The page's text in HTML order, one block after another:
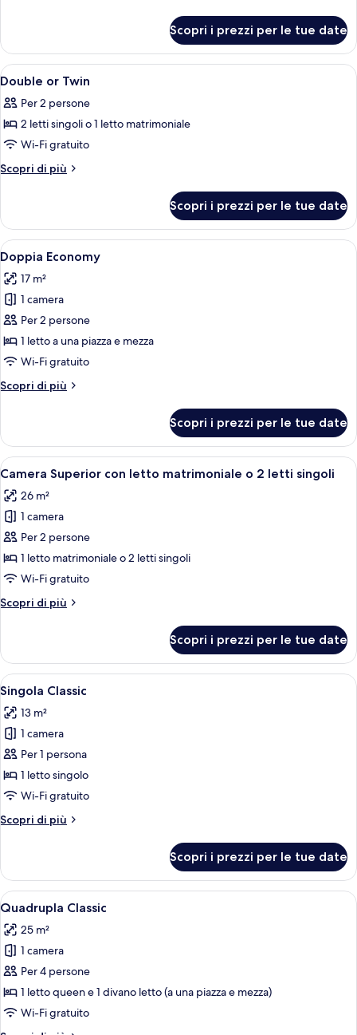
Twin
Room
Double
or
Twin
Scopri i prezzi per le tue date
Apri
tutte
le
foto
per
Double
Una camera d'albergo con un letto,
18
Double or Twin
Per 2 persone
2 letti singoli o 1 letto matrimoniale
Wi-Fi gratuito
Scopri di più
Altri
or
Twin
Scopri i prezzi per le tue date
Apri
tutte
le
foto
per
Doppia
Economy
Una camera d'albergo con un letto,
3
Doppia Economy
17 m²
1 camera
Per 2 persone
1 letto a una piazza e mezza
Wi-Fi gratuito
Scopri di più
Altri
Economy
Scopri i prezzi per le tue date
Apri
tutte
le
foto
per
Camera
Superior
letto
2
letti
singoli
Una camera d'albergo con un letto,
3
Camera Superior con letto matrimoniale o 2 letti singoli
26 m²
1 camera
Per 2 persone
1 letto matrimoniale o 2 letti singoli
Wi-Fi gratuito
Scopri di più
Altri
Superior
con
letto
matrimoniale
o
2
letti
singoli
Scopri i prezzi per le tue date
Apri
tutte
le
foto
per
Singola
Classic
Una camera d'albergo con un letto,
2
Singola Classic
13 m²
1 camera
Per 1 persona
1 letto singolo
Wi-Fi gratuito
Scopri di più
Altri
Classic
Scopri i prezzi per le tue date
Apri
tutte
le
foto
per
Quadrupla
Classic
Una camera d'albergo con due letti,
2
Quadrupla Classic
25 m²
1 camera
Per 4 persone
1 letto queen e 1 divano letto (a una piazza e mezza)
Wi-Fi gratuito